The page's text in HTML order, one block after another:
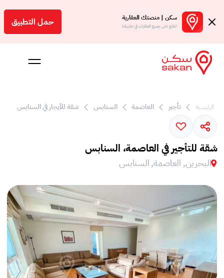
سكن | منصتك العقارية
اطلع على جميع العقارات في تطبيقنا حمل التطبيق
الرئيسية تأجير العاصمة السنابس شقة للأيجار في السنابس
شقة للتأجير في العاصمة، السنابس
البحرين, العاصمة, السنابس